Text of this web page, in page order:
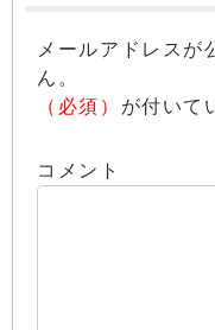
メールアドレスが
ん。
（必須） が付いて
コメント